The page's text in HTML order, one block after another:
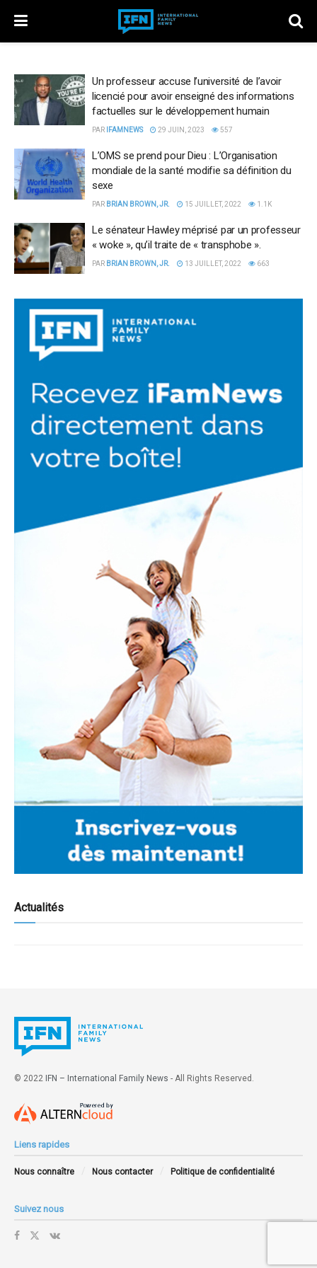
Un professeur accuse l’université de l’avoir
licencié pour avoir enseigné des informations
factuelles sur le développement humain
PAR IFAMNEWS 29 JUIN, 2023 557
L’OMS se prend pour Dieu : L’Organisation
mondiale de la santé modifie sa définition du
sexe
PAR BRIAN BROWN, JR. 15 JUILLET, 2022 1.1K
Le sénateur Hawley méprisé par un professeur
« woke », qu’il traite de « transphobe ».
PAR BRIAN BROWN, JR. 13 JUILLET, 2022 663
Actualités
© 2022 IFN – International Family News - All Rights Reserved.
Liens rapides
Nous connaître Nous contacter Politique de confidentialité
Suivez nous